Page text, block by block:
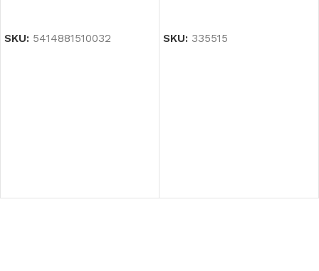
SKU: 5414881510032 SKU: 335515